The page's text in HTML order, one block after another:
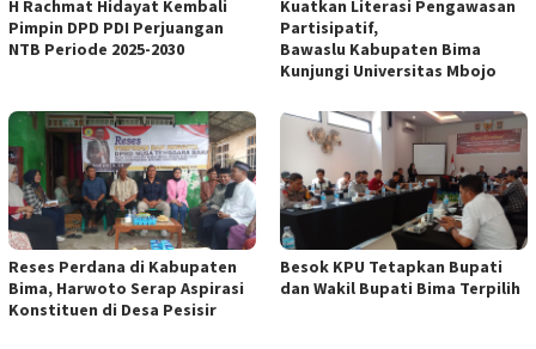
H Rachmat Hidayat Kembali
Pimpin DPD PDI Perjuangan
NTB Periode 2025-2030
Kuatkan Literasi Pengawasan
Partisipatif,
Bawaslu Kabupaten Bima
Kunjungi Universitas Mbojo
Reses Perdana di Kabupaten
Bima, Harwoto Serap Aspirasi
Konstituen di Desa Pesisir
Besok KPU Tetapkan Bupati
dan Wakil Bupati Bima Terpilih